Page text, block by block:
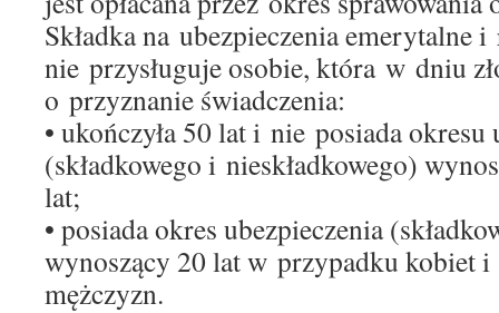
Składka na ubezpieczenia emerytalne i
nie przysługuje osobie, która w dniu
o przyznanie świadczenia:
• ukończyła 50 lat i nie posiada okresu
(składkowego i nieskładkowego)
lat;
• posiada okres ubezpieczenia
wynoszący 20 lat w przypadku kobiet
mężczyzn.